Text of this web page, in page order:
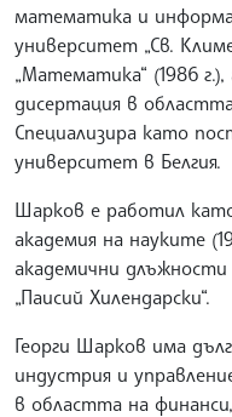
математика и
университет „Св.
„Математика“ (1986
дисертация в
Специализира като
университет в Белгия.
Шарков е работил
академия на науките
академични
„Паисий Хилендарски“.
Георги Шарков има
индустрия и
в областта на